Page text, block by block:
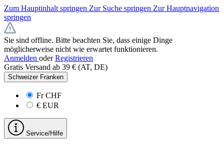
Zum Hauptinhalt springen Zur Suche springen Zur Hauptnavigation
springen
Sie sind offline. Bitte beachten Sie, dass einige Dinge
möglicherweise nicht wie erwartet funktionieren.
Anmelden oder Registrieren
Gratis Versand ab 39 € (AT, DE)
Schweizer Franken
FrCHF
€ EUR
Service/Hilfe